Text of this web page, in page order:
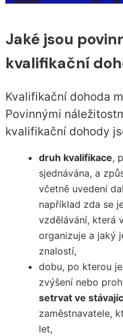
Jaké jsou
kvalifikační
Kvalifikační dohoda
Povinnými
kvalifikační dohody
druh kvalifikace,
sjednávána, a
včetně uvedení
například zda se
vzdělávání, která
organizuje a jaký
znalostí,
dobu, po kterou
zvýšení nebo
setrvat ve
zaměstnavatele,
let,